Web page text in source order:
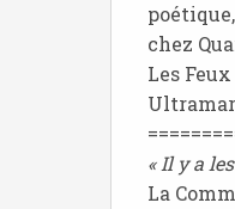
chez
Les
« Il y a
La